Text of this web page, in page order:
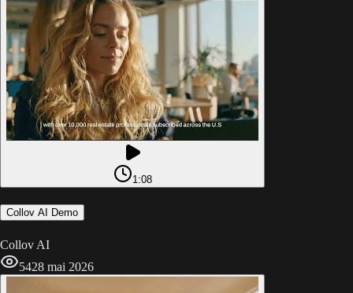
1:08
Collov AI Demo
Collov AI
5428 mai 2026